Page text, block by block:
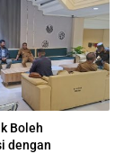
Boleh
dengan